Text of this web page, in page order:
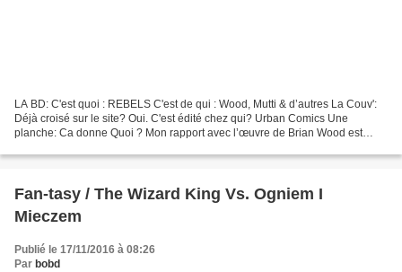
LA BD: C'est quoi : REBELS C'est de qui : Wood, Mutti & d’autres La Couv':
Déjà croisé sur le site? Oui. C'est édité chez qui? Urban Comics Une
planche: Ca donne Quoi ? Mon rapport avec l’œuvre de Brian Wood est
Fan-tasy / The Wizard King Vs. Ogniem I
Mieczem
Publié le 17/11/2016 à 08:26
Par bobd